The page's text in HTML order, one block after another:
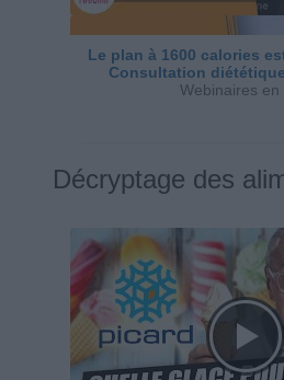
Le plan à 1600 calories
Consultation
Webinaires en
Décryptage des